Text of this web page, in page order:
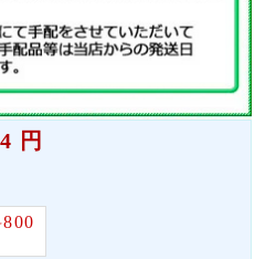
円